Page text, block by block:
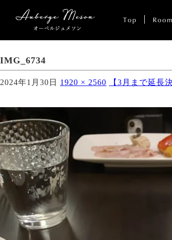
IMG_6734
2024年1月30日 1920 × 2560 【3月まで延長